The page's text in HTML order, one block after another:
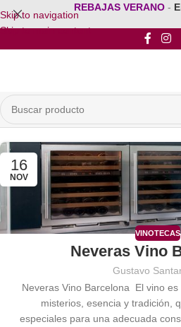
Skip to navigation
Skip to main content
REBAJAS VERANO -
16
NOV
VINOTECAS
Neveras Vino
Gustavo
Neveras Vino Barcelona El vino
misterios, esencia y tradición,
especiales para una adecuada